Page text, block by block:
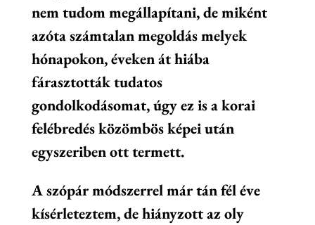
nem tudom megállapítani, de miként
azóta számtalan megoldás melyek
hónapokon, éveken át hiába
fárasztották tudatos
gondolkodásomat, úgy ez is a korai
felébredés közömbös képei után
egyszeriben ott termett.
A szópár módszerrel már tán fél éve
kísérleteztem, de hiányzott az oly